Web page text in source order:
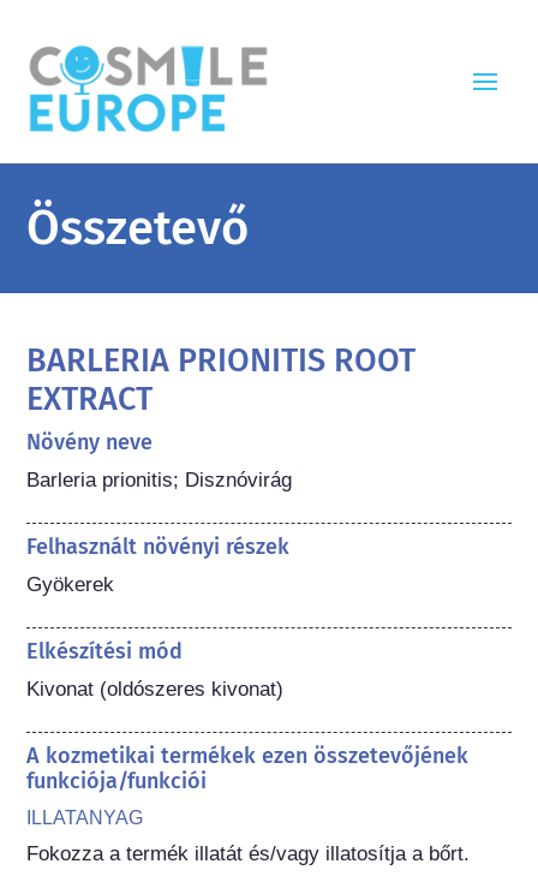
Összetevő
BARLERIA PRIONITIS ROOT
EXTRACT
Növény neve
Barleria prionitis; Disznóvirág
Felhasznált növényi részek
Gyökerek
Elkészítési mód
Kivonat (oldószeres kivonat)
A kozmetikai termékek ezen összetevőjének
funkciója/funkciói
ILLATANYAG
Fokozza a termék illatát és/vagy illatosítja a bőrt.